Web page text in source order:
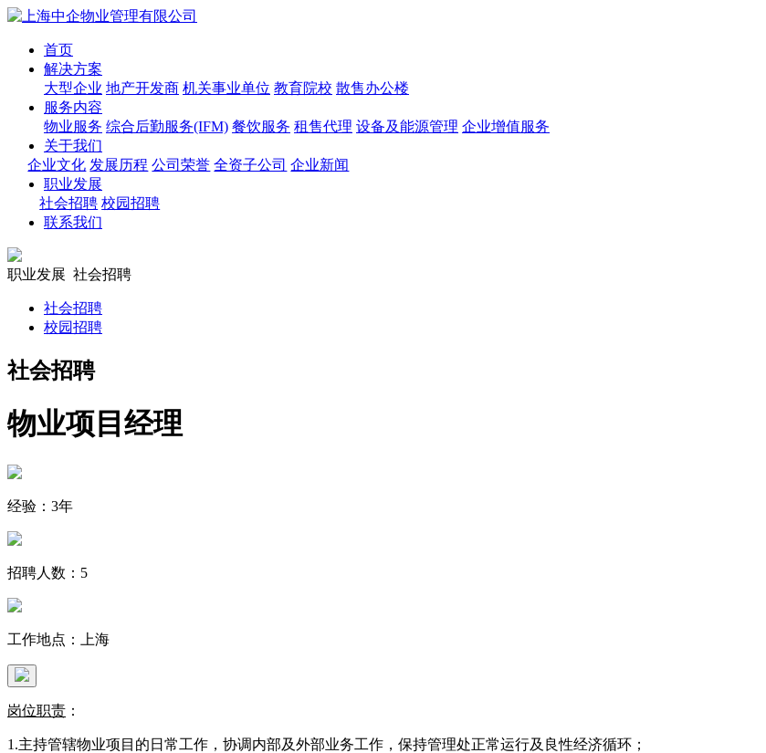
首页
解决方案
大型企业 地产开发商 机关事业单位 教育院校 散售办公楼
服务内容
物业服务 综合后勤服务(IFM) 餐饮服务 租售代理 设备及能源管理 企业增值服务
关于我们
企业文化 发展历程 公司荣誉 全资子公司 企业新闻
职业发展
社会招聘 校园招聘
联系我们
职业发展 社会招聘
社会招聘
校园招聘
社会招聘
物业项目经理
经验：3年
招聘人数：5
工作地点：上海
岗位职责 ：
1.主持管辖物业项目的日常工作，协调内部及外部业务工作，保持管理处正常运行及良性经济循环；